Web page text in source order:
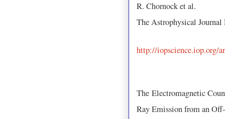
R. Chornock et al.
The Astrophysical
http://iopscience.iop.org/
The Electromagnetic
Ray Emission from an